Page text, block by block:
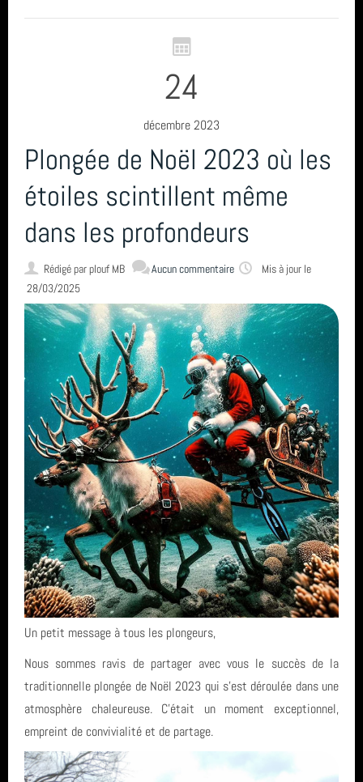
SN1
sortie
Club
SCP
TIV
Ploumanach Cotes dArmor
Sortie
L'Estartit
Le Croisic
Banc de Guérande
entrainement
plongée
Catalogne
Eolienne
Egypte
année 2025 (24)
année 2024 (2)
année 2023 (8)
année 2022 (5)
année 2021 (2)
année 2020 (3)
année 2019 (5)
année 2017 (10)
année 2016 (17)
année 2015 (2)
année 2011 (1)
année 2010 (6)
année 2008 (2)
année 2007 (3)
année 2006 (1)
total (111)
24
décembre 2023
Plongée de Noël 2023 où les
étoiles scintillent même
dans les profondeurs
Rédigé parplouf MB Aucun commentaire
Mis à jour le
28/03/2025
Un petit message à tous les plongeurs,
Nous sommes ravis de partager avec vous le succès de la
traditionnelle plongée de Noël 2023 qui s'est déroulée dans une
atmosphère chaleureuse. C'était un moment exceptionnel,
empreint de convivialité et de partage.